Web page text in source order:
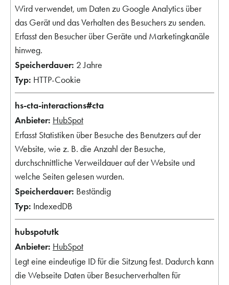
Wird verwendet, um Daten zu Google Analytics über
das Gerät und das Verhalten des Besuchers zu senden.
Erfasst den Besucher über Geräte und Marketingkanäle
hinweg.
2 Jahre
HTTP-Cookie
hs-cta-interactions#cta
HubSpot
Erfasst Statistiken über Besuche des Benutzers auf der
Website, wie z. B. die Anzahl der Besuche,
durchschnittliche Verweildauer auf der Website und
welche Seiten gelesen wurden.
Beständig
IndexedDB
hubspotutk
HubSpot
Legt eine eindeutige ID für die Sitzung fest. Dadurch kann
die Webseite Daten über Besucherverhalten für